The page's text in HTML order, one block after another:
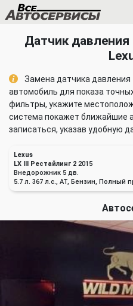
Датчик давления
Замена датчика давления
автомобиль для показа
фильтры, укажите
система покажет ближайшие
записаться, указав удобную
Lexus
LX III Рестайлинг 2 2015
Внедорожник 5 дв.
5.7 л. 367 л.с., AT, Бензин, Полный